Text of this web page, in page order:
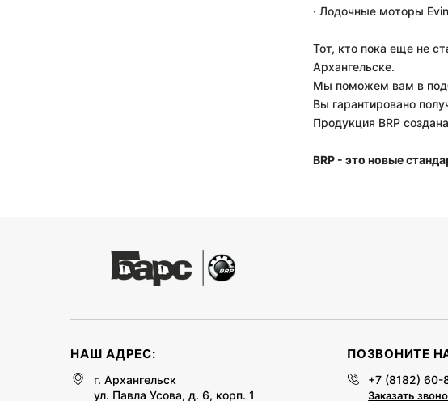
· Лодочные моторы
Тот, кто пока еще не
Архангельске.
Мы поможем вам в
Вы гарантировано
Продукция BRP
BRP - это новые
НАШ АДРЕС:
г. Архангельск
ул. Павла Усова, д. 6, корп. 1
ПОЗВОНИТЕ
+7 (8182) 60-
Заказать